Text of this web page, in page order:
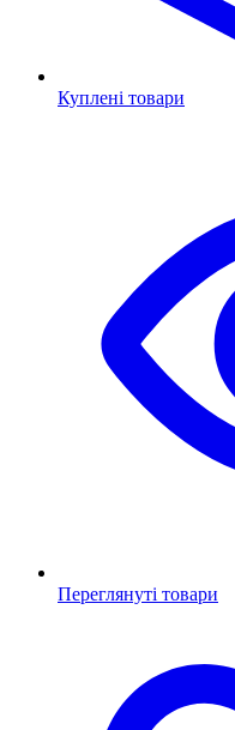
Куплені товари
Переглянуті товари